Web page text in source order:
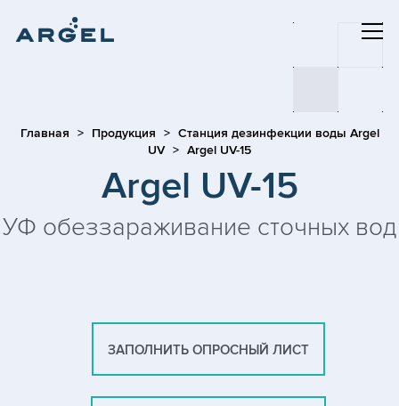
Главная Продукция
Станция дезинфекции воды Argel
UV
Argel UV-15
Argel UV-15
УФ обеззараживание сточных вод
ЗАПОЛНИТЬ ОПРОСНЫЙ ЛИСТ